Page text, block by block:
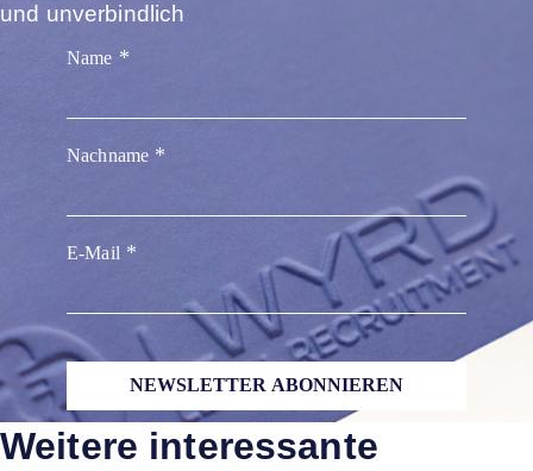
und unverbindlich
Name
Nachname
E-Mail
NEWSLETTER ABONNIEREN
Weitere interessante